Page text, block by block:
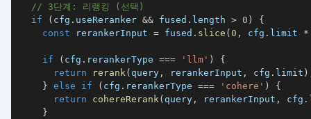
// 3단계: 리랭킹 (선택)
if
( cfg . useReranker && fused . length > 0 )
{
const rerankerInput = fused . slice (0 , cfg . limit *
if ( cfg . rerankerType === 'llm' )
{
return
rerank ( query , rerankerInput , cfg . limit )
} else if ( cfg . rerankerType === 'cohere' )
{
return
cohereRerank ( query , rerankerInput , cfg .
}